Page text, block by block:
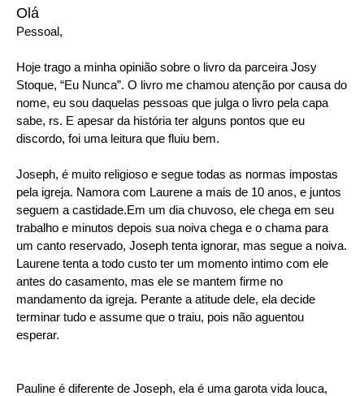
Olá
Pessoal,
Hoje trago a minha opinião sobre o livro da parceira Josy
Stoque, “Eu Nunca”. O livro me chamou atenção por causa do
nome, eu sou daquelas pessoas que julga o livro pela capa
sabe, rs. E apesar da história ter alguns pontos que eu
discordo, foi uma leitura que fluiu bem.
Joseph, é muito religioso e segue todas as normas impostas
pela igreja. Namora com Laurene a mais de 10 anos, e juntos
seguem a castidade.Em um dia chuvoso, ele chega em seu
trabalho e minutos depois sua noiva chega e o chama para
um canto reservado, Joseph tenta ignorar, mas segue a noiva.
Laurene tenta a todo custo ter um momento intimo com ele
antes do casamento, mas ele se mantem firme no
mandamento da igreja. Perante a atitude dele, ela decide
terminar tudo e assume que o traiu, pois não aguentou
esperar.
Pauline é diferente de Joseph, ela é uma garota vida louca,